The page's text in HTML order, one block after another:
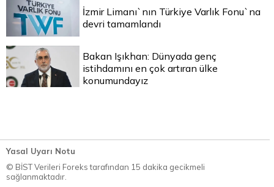
İzmir Limanı`nın Türkiye Varlık Fonu`na
devri tamamlandı
Bakan Işıkhan: Dünyada genç
istihdamını en çok artıran ülke
konumundayız
Yasal Uyarı Notu
© BİST Verileri Foreks tarafından 15 dakika gecikmeli
sağlanmaktadır.